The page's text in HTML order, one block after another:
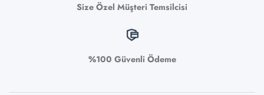
Size Özel Müşteri Temsilcisi
%100 Güvenli Ödeme